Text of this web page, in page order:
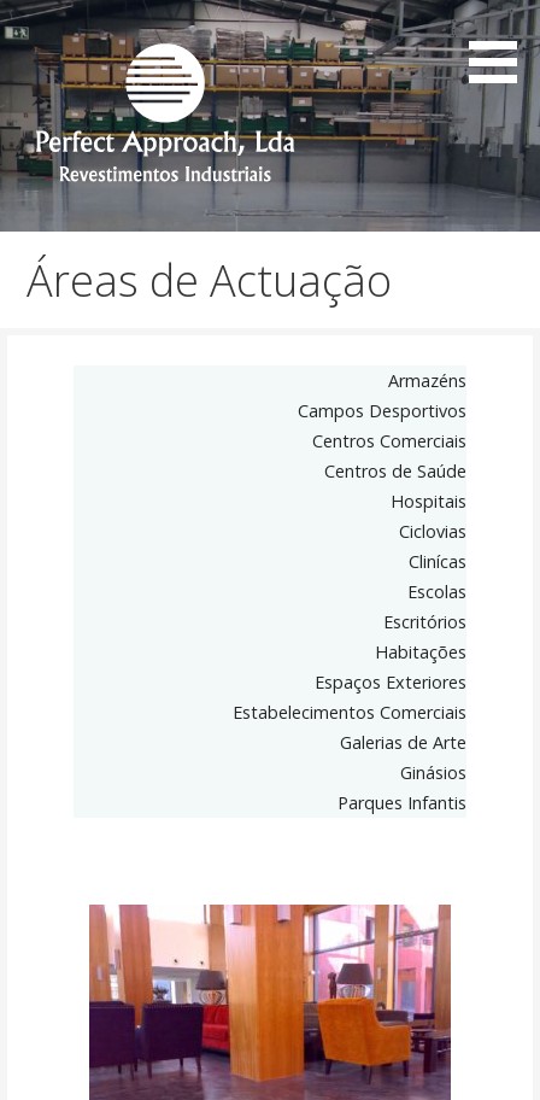
Aceder
diretamente
conteúdo
Perfect Approach
Revestimentos Industriais
Áreas de Actuação
Armazéns
Campos Desportivos
Centros Comerciais
Centros de Saúde
Hospitais
Ciclovias
Clinícas
Escolas
Escritórios
Habitações
Espaços Exteriores
Estabelecimentos Comerciais
Galerias de Arte
Ginásios
Parques Infantis